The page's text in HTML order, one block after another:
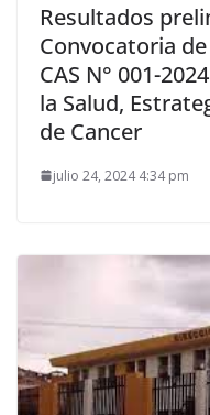
Resultados
Convocatoria
CAS N° 001-
la Salud,
de Cancer
julio 24, 2024 4:34 pm